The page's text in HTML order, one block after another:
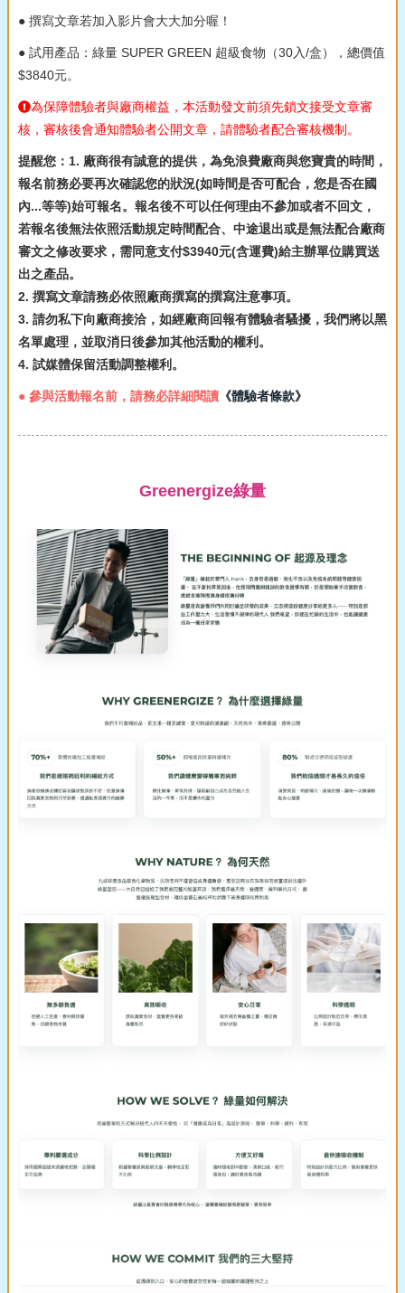
● 撰寫文章若加入影片會大大加分喔！
● 試用產品：綠量 SUPER GREEN 超級食物（30入/盒），總價值
$3840元。
為保障體驗者與廠商權益，本活動發文前須先鎖文接受文章審
核，審核後會通知體驗者公開文章，請體驗者配合審核機制。
提醒您：1. 廠商很有誠意的提供，為免浪費廠商與您寶貴的時間，
報名前務必要再次確認您的狀況(如時間是否可配合，您是否在國
內...等等)始可報名。報名後不可以任何理由不參加或者不回文，
若報名後無法依照活動規定時間配合、中途退出或是無法配合廠商
審文之修改要求，需同意支付$3940元(含運費)給主辦單位購買送
出之產品。
2. 撰寫文章請務必依照廠商撰寫的撰寫注意事項。
3. 請勿私下向廠商接洽，如經廠商回報有體驗者騷擾，我們將以黑
名單處理，並取消日後參加其他活動的權利。
4. 試媒體保留活動調整權利。
● 參與活動報名前，請務必詳細閱讀 《體驗者條款》
Greenergize綠量